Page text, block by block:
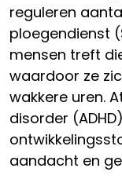
reguleren
ploegendienst
mensen treft
waardoor ze
wakkere uren.
disorder
aandacht en